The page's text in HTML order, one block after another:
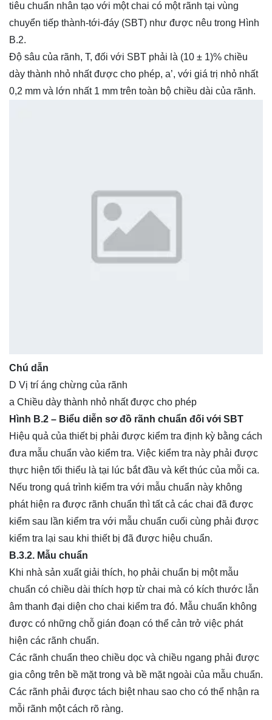
tiêu chuẩn nhân tạo với một chai có một rãnh tại vùng
chuyển tiếp thành-tới-đáy (SBT) như được nêu trong Hình
B.2.
Độ sâu của rãnh, T, đối với SBT phải là (10 ± 1)% chiều
dày thành nhỏ nhất được cho phép, a’, với giá trị nhỏ nhất
0,2 mm và lớn nhất 1 mm trên toàn bộ chiều dài của rãnh.
Chú dẫn
D Vị trí áng chừng của rãnh
a Chiều dày thành nhỏ nhất được cho phép
Hình B.2 – Biểu diễn sơ đồ rãnh chuẩn đối với SBT
Hiệu quả của thiết bị phải được kiểm tra định kỳ bằng cách
đưa mẫu chuẩn vào kiểm tra. Việc kiểm tra này phải được
thực hiện tối thiểu là tại lúc bắt đầu và kết thúc của mỗi ca.
Nếu trong quá trình kiểm tra với mẫu chuẩn này không
phát hiện ra được rãnh chuẩn thì tất cả các chai đã được
kiểm sau lần kiểm tra với mẫu chuẩn cuối cùng phải được
kiểm tra lại sau khi thiết bị đã được hiệu chuẩn.
B.3.2. Mẫu chuẩn
Khi nhà sản xuất giải thích, họ phải chuẩn bị một mẫu
chuẩn có chiều dài thích hợp từ chai mà có kích thước lẫn
âm thanh đại diện cho chai kiểm tra đó. Mẫu chuẩn không
được có những chỗ gián đoạn có thể cản trở việc phát
hiện các rãnh chuẩn.
Các rãnh chuẩn theo chiều dọc và chiều ngang phải được
gia công trên bề mặt trong và bề mặt ngoài của mẫu chuẩn.
Các rãnh phải được tách biệt nhau sao cho có thể nhận ra
mỗi rãnh một cách rõ ràng.